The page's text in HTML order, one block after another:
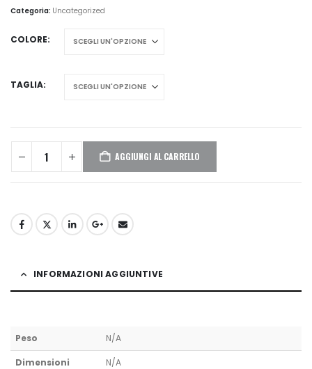
Categoria: Uncategorized
COLORE
TAGLIA
AGGIUNGI AL CARRELLO
INFORMAZIONI AGGIUNTIVE
Peso N/A
Dimensioni N/A